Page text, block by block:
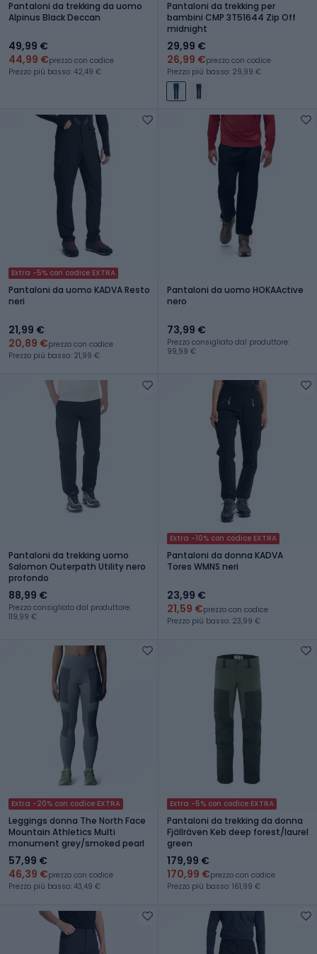
Pantaloni da trekking da uomo
Alpinus Black Deccan
49,99 €
44,99 €prezzo con codice
Prezzo più basso: 42,49 €
Pantaloni da trekking per
bambini CMP 3T51644 Zip Off
midnight
29,99 €
26,99 €prezzo con codice
Prezzo più basso: 29,99 €
Extra -5% con codice EXTRA
Pantaloni da uomo KADVA Resto
neri
21,99 €
20,89 €prezzo con codice
Prezzo più basso: 21,99 €
Pantaloni da uomo HOKAActive
nero
73,99 €
Prezzo consigliato dal produttore:
99,99 €
Pantaloni da trekking uomo
Salomon Outerpath Utility nero
profondo
88,99 €
Prezzo consigliato dal produttore:
119,99 €
Extra -10% con codice EXTRA
Pantaloni da donna KADVA
Tores WMNS neri
23,99 €
21,59 €prezzo con codice
Prezzo più basso: 23,99 €
Extra -20% con codice EXTRA
Leggings donna The North Face
Mountain Athletics Multi
monument grey/smoked pearl
57,99 €
46,39 €prezzo con codice
Prezzo più basso: 43,49 €
Extra -5% con codice EXTRA
Pantaloni da trekking da donna
Fjällräven Keb deep forest/laurel
green
179,99 €
170,99 €prezzo con codice
Prezzo più basso: 161,99 €